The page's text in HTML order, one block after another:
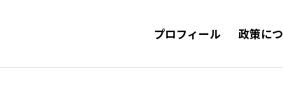
プロフィール 政策に